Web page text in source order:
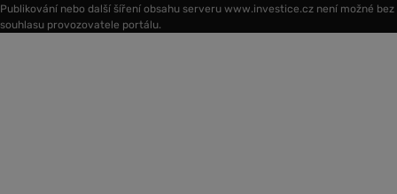
Publikování nebo další šíření obsahu serveru www.investice.cz není možné bez
souhlasu provozovatele portálu.